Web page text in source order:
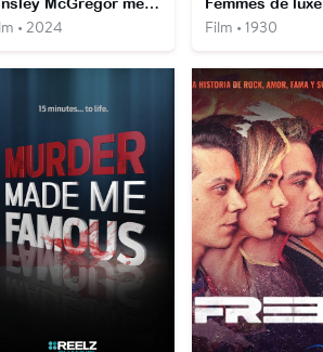
• 2024 Film • 1930